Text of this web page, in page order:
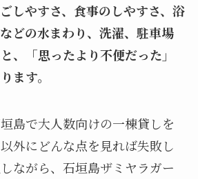
しやすさ、食事のしやすさ、浴
どの水まわり、洗濯、駐車場
、「思ったより不便だった」
ます。
島で大人数向けの一棟貸しを
外にどんな点を見れば失敗し
ながら、石垣島ザミヤラガー